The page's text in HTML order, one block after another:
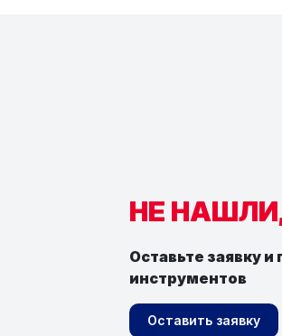
НЕ
Оставьте заявку
инструментов
Оставить заявку